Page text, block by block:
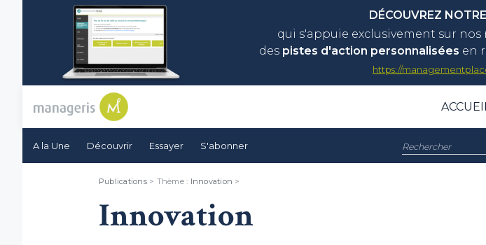
DÉCOUVREZ
qui s'appuie exclusivement sur
des pistes d'action personnalisées en
https://
A la Une Découvrir Essayer S'abonner Rechercher :
Publications> Thème : Innovation >
Innovation